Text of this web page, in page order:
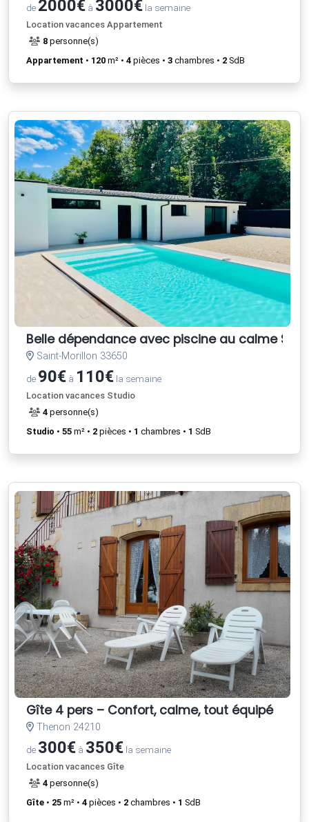
de 2000€ à 3000€ la semaine
Location vacances Appartement
8 personne(s)
Appartement • 120 m² • 4 pièces • 3 chambres • 2 SdB
Belle dépendance avec piscine au calme
Saint-Morillon 33650
de 90€ à 110€ la semaine
Location vacances Studio
4 personne(s)
Studio • 55 m² • 2 pièces • 1 chambres • 1 SdB
Gîte 4 pers – Confort, calme, tout équipé
Thenon 24210
de 300€ à 350€ la semaine
Location vacances Gîte
4 personne(s)
Gîte • 25 m² • 4 pièces • 2 chambres • 1 SdB